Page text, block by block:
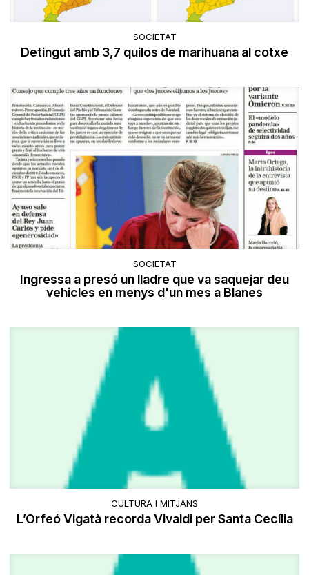
SOCIETAT
Detingut amb 3,7 quilos de marihuana al cotxe
SOCIETAT
Ingressa a presó un lladre que va saquejar deu
vehicles en menys d'un mes a Blanes
CULTURA I MITJANS
L’Orfeó Vigatà recorda Vivaldi per Santa Cecília